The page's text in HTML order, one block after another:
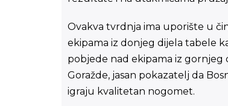
Ovakva tvrdnja ima uporište u
ekipama iz donjeg dijela tabele
pobjede nad ekipama iz gornjeg
Goražde, jasan pokazatelj da
igraju kvalitetan nogomet.